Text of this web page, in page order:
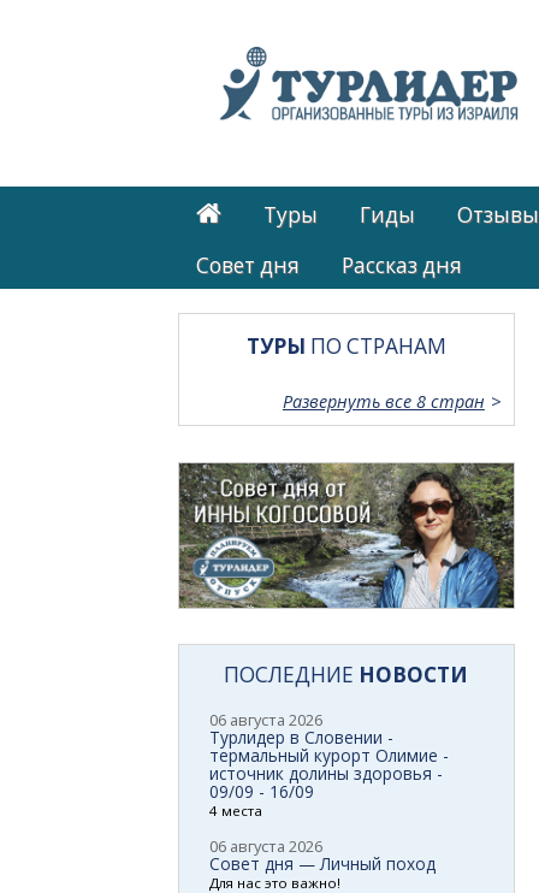
Туры Гиды
Cовет дня
Рассказ дня
ТУРЫ ПО СТРАНАМ
Развернуть все 8 стран
ПОСЛЕДНИЕ НОВОСТИ
06 августа 2026
Турлидер в Словении -
термальный курорт Олимие -
источник долины здоровья -
09/09 - 16/09
4 места
06 августа 2026
Совет дня — Личный поход
Для нас это важно!